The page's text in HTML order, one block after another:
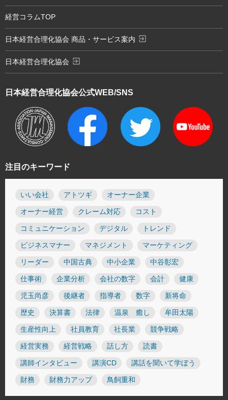
注目のキーワード
いい会社 アトツギ オーナー企業
オーナー経営 クレーム対応 コスト
コミュニケーション デジタル トレンド
ビジネスマナー マネジメント マーケティング
リーダー 中国古典 中小企業 中谷彰宏
仕事術 企業分析 会社の数字 会計 健康
児玉尚彦 後継者 指導者 数字 新将命
歴史 決算書 法律 温泉 癒し 牟田太陽
生産性向上 社員教育 社長業 競争戦略
経営実務 経営戦略 話し方 読書
講師インタビュー 講演CD 講話を聞いて学ぼう
財務 財務力アップ 鳥飼重和
日本経営合理化協会公式WEB/SNS
経営コラムTOP
日本経営合理化協会 商品・サービス案内 exit_to_app
日本経営合理化協会 exit_to_app